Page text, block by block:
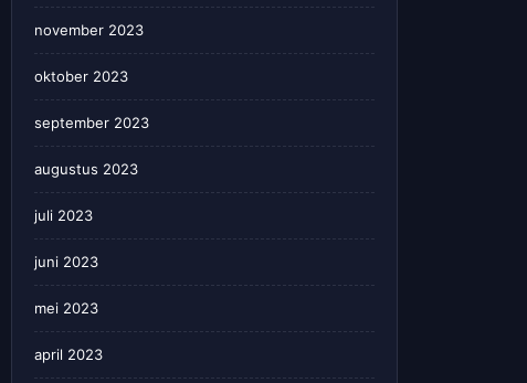
november 2023
oktober 2023
september 2023
augustus 2023
juli 2023
juni 2023
mei 2023
april 2023